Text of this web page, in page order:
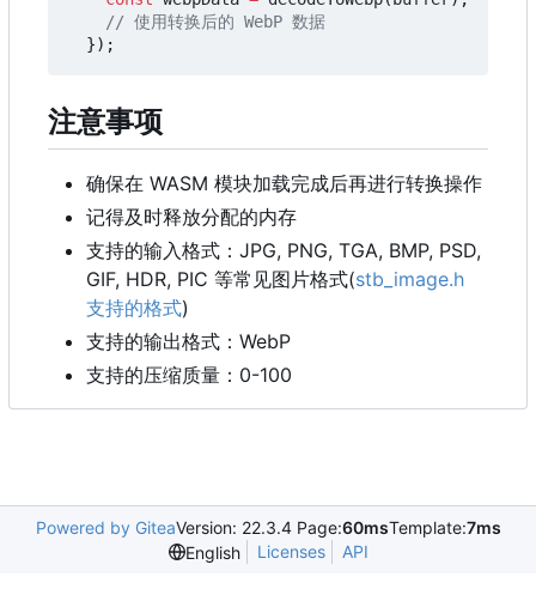
});
注意事项
确保在 WASM 模块加载完成后再进行转换操作
记得及时释放分配的内存
支持的输入格式 ： JPG, PNG, TGA, BMP, PSD,
GIF, HDR, PIC 等常见图片格式(stb_image.h
支持的格式)
支持的输出格式 ： WebP
支持的压缩质量 ： 0-100
Powered by GiteaVersion: 22.3.4 Page:60msTemplate:7ms
English
Licenses API